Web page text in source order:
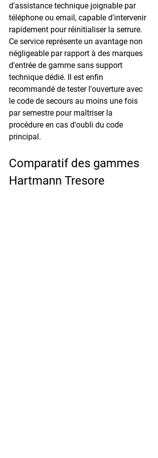
d'assistance technique joignable par
téléphone ou email, capable d'intervenir
rapidement pour réinitialiser la serrure.
Ce service représente un avantage non
négligeable par rapport à des marques
d'entrée de gamme sans support
technique dédié. Il est enfin
recommandé de tester l'ouverture avec
le code de secours au moins une fois
par semestre pour maîtriser la
procédure en cas d'oubli du code
principal.
Comparatif des gammes
Hartmann Tresore